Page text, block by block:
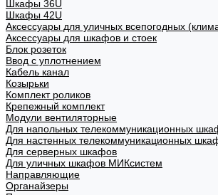
Шкафы 36U
Шкафы 42U
Аксессуары для уличных всепогодных
Аксессуары для шкафов и стоек
Блок розеток
Ввод с уплотнением
Кабель канал
Козырьки
Комплект роликов
Крепежный комплект
Модули вентиляторные
Для напольных телекоммуникационных
Для настенных телекоммуникационных
Для серверных шкафов
Для уличных шкафов МИКсистем
Направляющие
Органайзеры